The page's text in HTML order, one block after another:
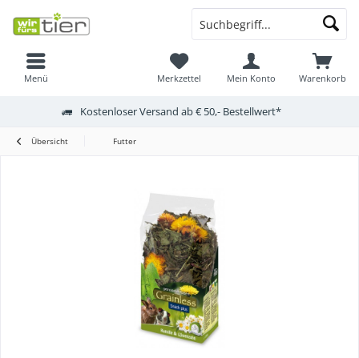
Menü Warenkorb
Merkzettel Mein Konto
Kostenloser Versand ab € 50,- Bestellwert*
Übersicht Futter